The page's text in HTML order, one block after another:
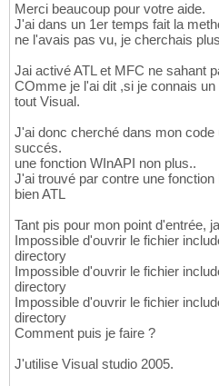
Merci beaucoup pour votre aide.
J'ai dans un 1er temps fait la
ne l'avais pas vu, je cherchais
Jai activé ATL et MFC ne sahant
COmme je l'ai dit ,si je connais
tout Visual.
J'ai donc cherché dans mon
succés.
une fonction WInAPI non plus..
J'ai trouvé par contre une
bien ATL
Tant pis pour mon point d'entrée,
Impossible d'ouvrir le fichier
directory
Impossible d'ouvrir le fichier
directory
Impossible d'ouvrir le fichier
directory
Comment puis je faire ?
J'utilise Visual studio 2005.